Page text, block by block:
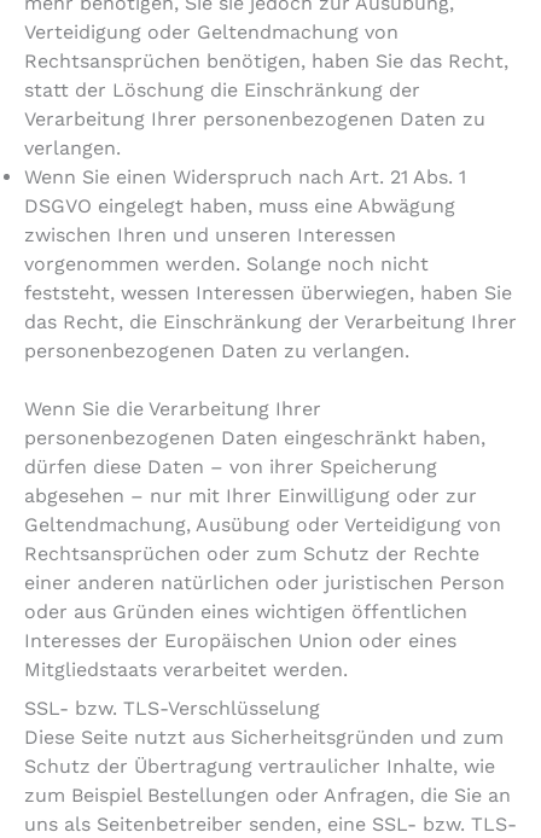
Verteidigung oder Geltendmachung von
Rechtsansprüchen benötigen, haben Sie das Recht,
statt der Löschung die Einschränkung der
Verarbeitung Ihrer personenbezogenen Daten zu
verlangen.
Wenn Sie einen Widerspruch nach Art. 21 Abs. 1
DSGVO eingelegt haben, muss eine Abwägung
zwischen Ihren und unseren Interessen
vorgenommen werden. Solange noch nicht
feststeht, wessen Interessen überwiegen, haben Sie
das Recht, die Einschränkung der Verarbeitung Ihrer
personenbezogenen Daten zu verlangen.
Wenn Sie die Verarbeitung Ihrer
personenbezogenen Daten eingeschränkt haben,
dürfen diese Daten – von ihrer Speicherung
abgesehen – nur mit Ihrer Einwilligung oder zur
Geltendmachung, Ausübung oder Verteidigung von
Rechtsansprüchen oder zum Schutz der Rechte
einer anderen natürlichen oder juristischen Person
oder aus Gründen eines wichtigen öffentlichen
Interesses der Europäischen Union oder eines
Mitgliedstaats verarbeitet werden.
SSL- bzw. TLS-Verschlüsselung
Diese Seite nutzt aus Sicherheitsgründen und zum
Schutz der Übertragung vertraulicher Inhalte, wie
zum Beispiel Bestellungen oder Anfragen, die Sie an
uns als Seitenbetreiber senden, eine SSL- bzw. TLS-